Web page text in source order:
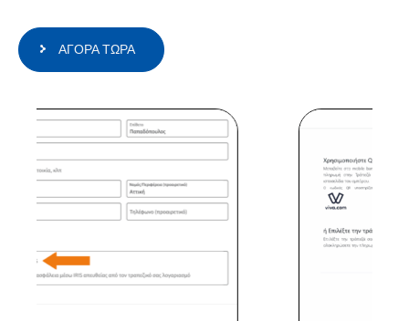
ΑΓΟΡΑ ΤΩΡΑ